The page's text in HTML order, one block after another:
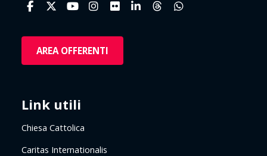
AREA OFFERENTI
Link utili
Chiesa Cattolica
Caritas Internationalis